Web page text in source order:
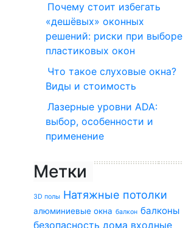
Почему стоит избегать
«дешёвых» оконных
решений: риски при выборе
пластиковых окон
Что такое слуховые окна?
Виды и стоимость
Лазерные уровни ADA:
выбор, особенности и
применение
Метки
3D полы Натяжные потолки
алюминиевые окна балкон балконы
безопасность дома входные